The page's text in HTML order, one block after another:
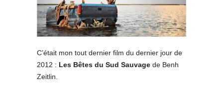
C’était mon tout dernier film du dernier jour de
2012 : Les Bêtes du Sud Sauvage de Benh
Zeitlin.